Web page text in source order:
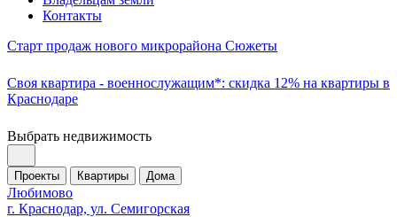
Контакты
Старт продаж нового микрорайона Сюжеты
Своя квартира - военнослужащим*: скидка 12% на квартиры в
Краснодаре
Выбрать недвижимость
Проекты Квартиры Дома
Любимово
г. Краснодар, ул. Семигорская